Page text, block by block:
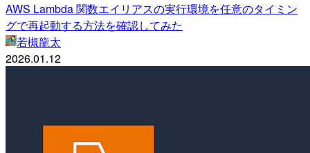
AWS Lambda 関数エイリアスの実行環境を任意のタイミン
グで再起動する方法を確認してみた
若槻龍太
2026.01.12